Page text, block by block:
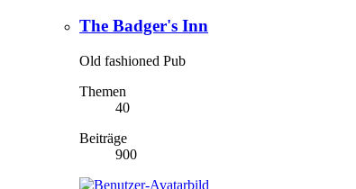
The Badger's Inn
Old fashioned Pub
Themen
40
Beiträge
900